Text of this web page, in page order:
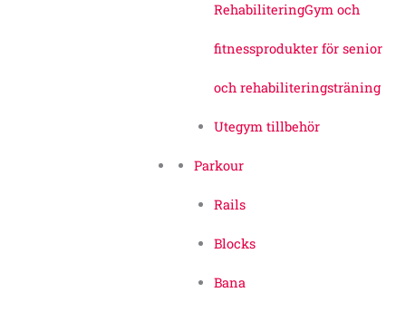
RehabiliteringGym och
fitnessprodukter för senior
och rehabiliteringsträning
Utegym tillbehör
Parkour
Rails
Blocks
Bana